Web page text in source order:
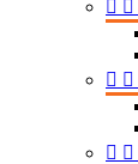
 
 
 